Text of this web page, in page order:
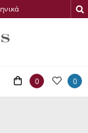
0 0